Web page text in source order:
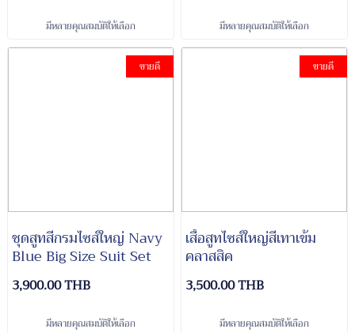
มีหลายคุณสมบัติให้เลือก มีหลายคุณสมบัติให้เลือก
ขายดี
ชุดสูทสีกรมไซส์ใหญ่ Navy
Blue Big Size Suit Set
3,900.00 THB
มีหลายคุณสมบัติให้เลือก
ขายดี
เสื้อสูทไซส์ใหญ่สีเทาเข้ม
คลาสสิค
3,500.00 THB
มีหลายคุณสมบัติให้เลือก